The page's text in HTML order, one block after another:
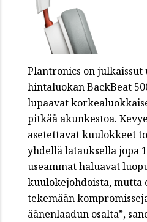
Plantronics on
hintaluokan BackBeat
lupaavat
pitkää akunkestoa.
asetettavat kuulokkeet
yhdellä latauksella jopa
useammat haluavat
kuulokejohdoista, mutta
tekemään
äänenlaadun osalta”,